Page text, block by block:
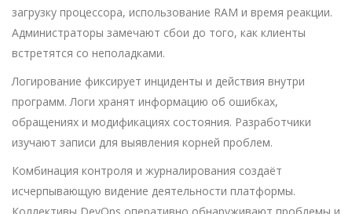
загрузку процессора, использование RAM и время реакции.
Администраторы замечают сбои до того, как клиенты
встретятся со неполадками.
Логирование фиксирует инциденты и действия внутри
программ. Логи хранят информацию об ошибках,
обращениях и модификациях состояния. Разработчики
изучают записи для выявления корней проблем.
Комбинация контроля и журналирования создаёт
исчерпывающую видение деятельности платформы.
Коллективы DevOps оперативно обнаруживают проблемы и